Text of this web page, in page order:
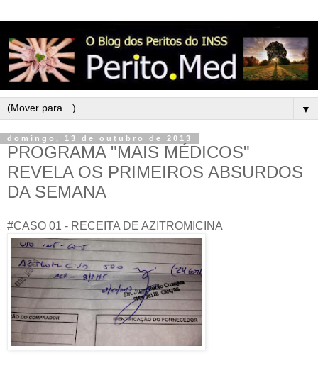
▼
domingo, 13 de outubro de 2013
PROGRAMA "MAIS MÉDICOS"
REVELA OS PRIMEIROS ABSURDOS
DA SEMANA
#CASO 01 - RECEITA DE AZITROMICINA